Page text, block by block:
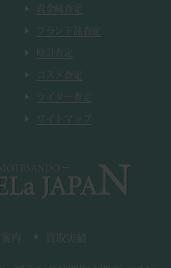
貴金属査定
ブランド品査定
時計査定
コスメ査定
ライター査定
サイトマップ
案内 買取実績